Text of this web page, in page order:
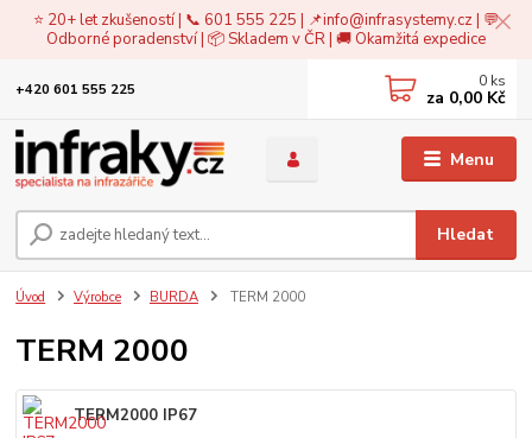
⭐ 20+ let zkušeností | 📞 601 555 225 | 📌info@infrasystemy.cz| 💬
Odborné poradenství | 📦 Skladem v ČR | 🚚 Okamžitá expedice
Menu
Hledat
+420 601 555 225 0 ks
za 0,00 Kč
Úvod Výrobce BURDA TERM 2000
TERM 2000
TERM2000 IP67